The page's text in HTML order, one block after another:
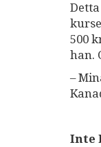
500
han.
–
Inte